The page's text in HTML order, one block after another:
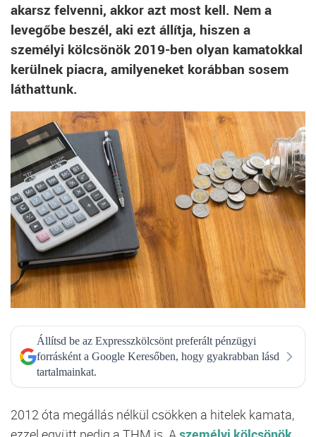
akarsz felvenni, akkor azt most kell. Nem a
levegőbe beszél, aki ezt állítja, hiszen a
személyi kölcsönök 2019-ben olyan kamatokkal
kerülnek piacra, amilyeneket korábban sosem
láthattunk.
Állítsd be az Expresszkölcsönt preferált pénzügyi
forrásként a Google Keresőben, hogy gyakrabban lásd
tartalmainkat.
2012 óta megállás nélkül csökken a hitelek kamata,